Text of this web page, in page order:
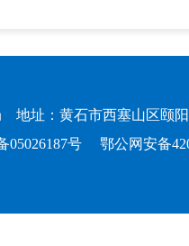
地址：黄石市西塞山区颐
05026187号 鄂公网安备